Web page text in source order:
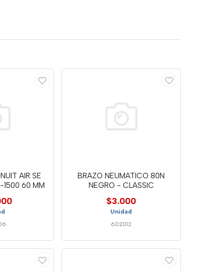
AIR SE
1500 60 MM
BRAZO NEUMATICO 80N
NEGRO - CLASSIC
$3.000
Unidad
602012